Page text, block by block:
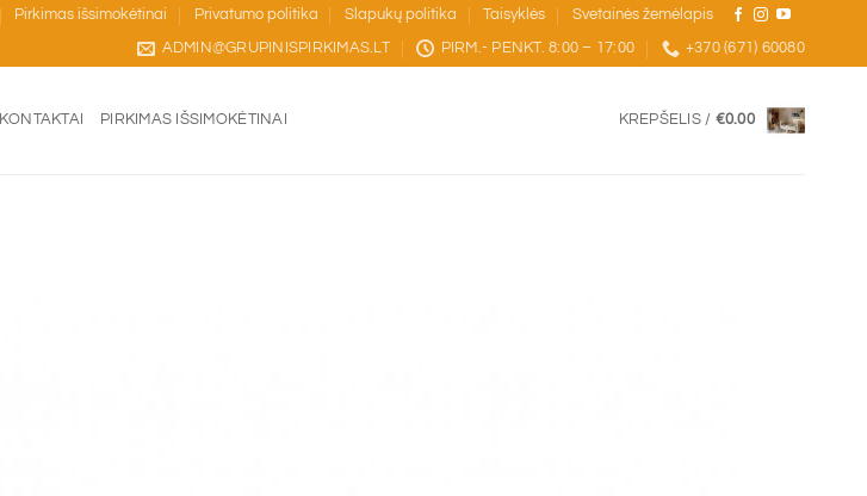
Pirkimas išsimokėtinai Privatumo politika Slapukų politika Taisyklės Svetainės žemėlapis
ADMIN@GRUPINISPIRKIMAS.LT PIRM.- PENKT. 8:00 – 17:00 +370 (671) 60080
KONTAKTAI PIRKIMAS IŠSIMOKĖTINAI KREPŠELIS / €0.00